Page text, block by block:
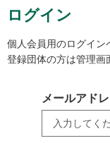
ログイン
個人会員用のログイン
登録団体の方は管理画
メールアド